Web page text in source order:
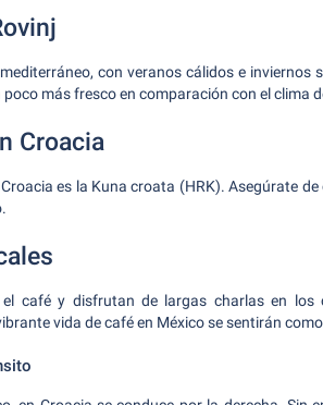
con veranos cálidos e
más fresco en comparación con el clima
Croacia
es la Kuna croata (HRK). Asegúrate
café y disfrutan de largas charlas en los
vida de café en México se sentirán